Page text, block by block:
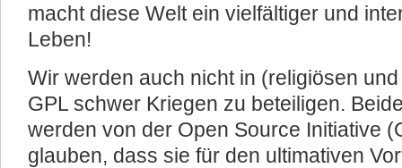
macht diese Welt ein vielfältiger und
Leben!
Wir werden auch nicht in (religiösen
GPL schwer Kriegen zu beteiligen.
werden von der Open Source Initiative
glauben, dass sie für den ultimativen